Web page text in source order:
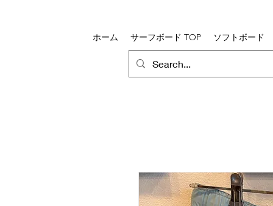
ホーム サーフボード TOP ソフトボード